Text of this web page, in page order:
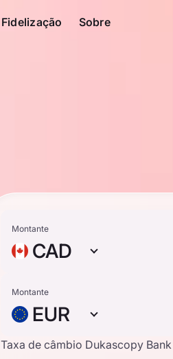
Fidelização Sobre
Montante
CAD
Montante
EUR
Taxa de câmbio Dukascopy Bank